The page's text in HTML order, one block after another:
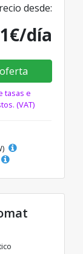
desde:
día
tasas e
(VAT)